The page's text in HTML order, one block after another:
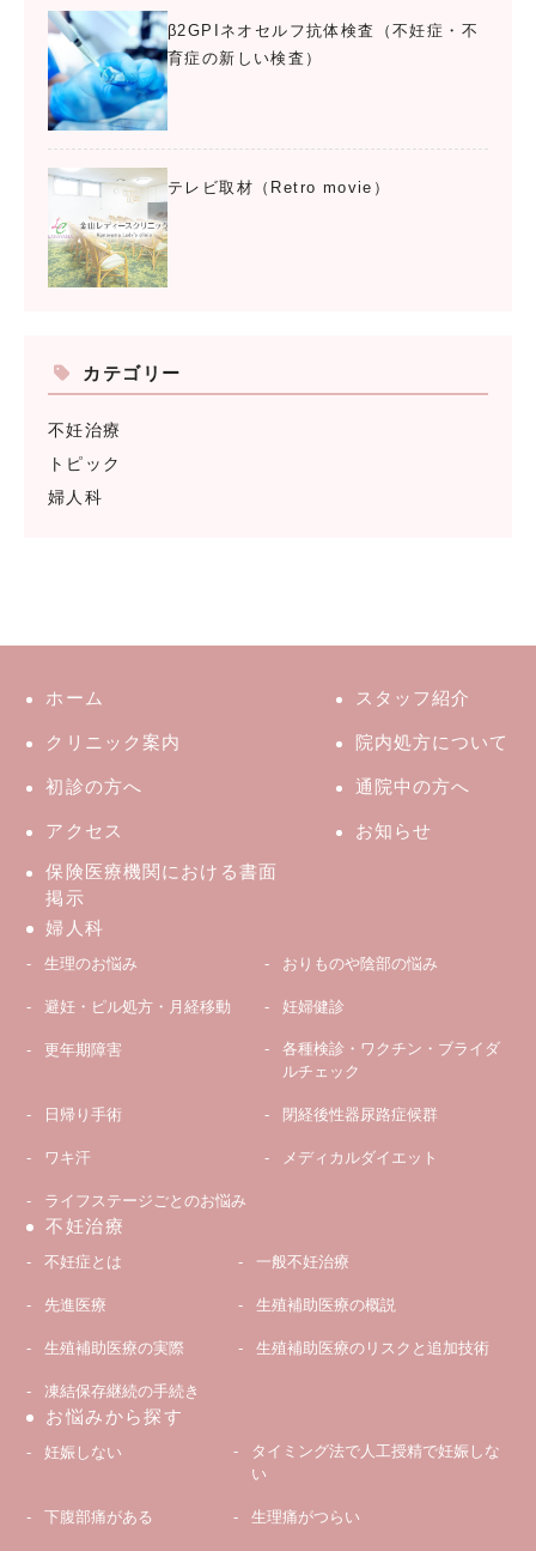
β2GPIネオセルフ抗体検査（不妊症・不
育症の新しい検査）
テレビ取材（Retro movie）
カテゴリー
不妊治療
トピック
婦人科
ホーム スタッフ紹介
クリニック案内 院内処方について
初診の方へ 通院中の方へ
アクセス
お知らせ
保険医療機関における書面
掲示
婦人科
生理のお悩み おりものや陰部の悩み
避妊・ピル処方・月経移動 妊婦健診
更年期障害
各種検診・ワクチン・ブライダ
ルチェック
日帰り手術 閉経後性器尿路症候群
ワキ汗 メディカルダイエット
ライフステージごとのお悩み
不妊治療
不妊症とは 一般不妊治療
先進医療 生殖補助医療の概説
生殖補助医療の実際 生殖補助医療のリスクと追加技術
凍結保存継続の手続き
お悩みから探す
妊娠しない
タイミング法で人工授精で妊娠しな
い
下腹部痛がある 生理痛がつらい